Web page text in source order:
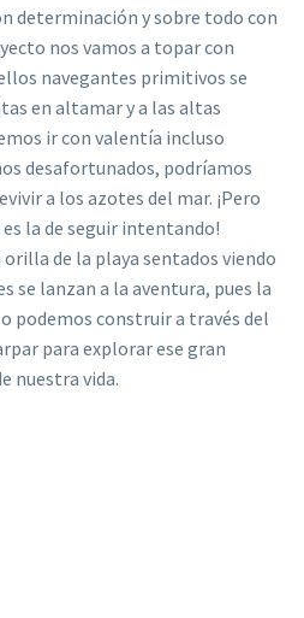
determinación y sobre todo con
nos vamos a topar con
navegantes primitivos se
en altamar y a las altas
ir con valentía incluso
desafortunados, podríamos
a los azotes del mar. ¡Pero
la de seguir intentando!
de la playa sentados viendo
se lanzan a la aventura, pues la
podemos construir a través del
para explorar ese gran
nuestra vida.